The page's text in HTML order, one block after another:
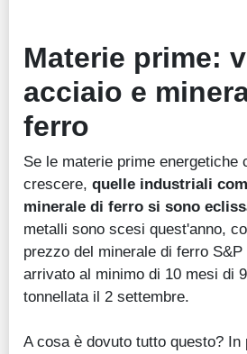
Materie prime:
acciaio e
ferro
Se le materie prime energetiche
crescere, quelle industriali
minerale di ferro si sono
metalli sono scesi quest'anno,
prezzo del minerale di ferro
arrivato al minimo di 10 mesi di
tonnellata il 2 settembre.
A cosa è dovuto tutto questo? In